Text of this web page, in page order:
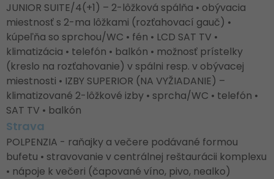
JUNIOR SUITE/4(+1) – 2-lôžková spálňa • obývacia
miestnosť s 2-ma lôžkami (rozťahovací gauč) •
kúpeľňa so sprchou/WC • fén • LCD SAT TV •
klimatizácia • telefón • balkón • možnosť prístelky
(kreslo na rozťahovanie) v spálni resp. v obývacej
miestnosti • IZBY SUPERIOR (NA VYŽIADANIE) –
klimatizované 2-lôžkové izby • sprcha/WC • telefón •
SAT TV • balkón
Strava
POLPENZIA - raňajky a večere podávané formou
bufetu • stravovanie v centrálnej reštaurácii komplexu
• nápoje k večeri (čapované víno, pivo, nealko)